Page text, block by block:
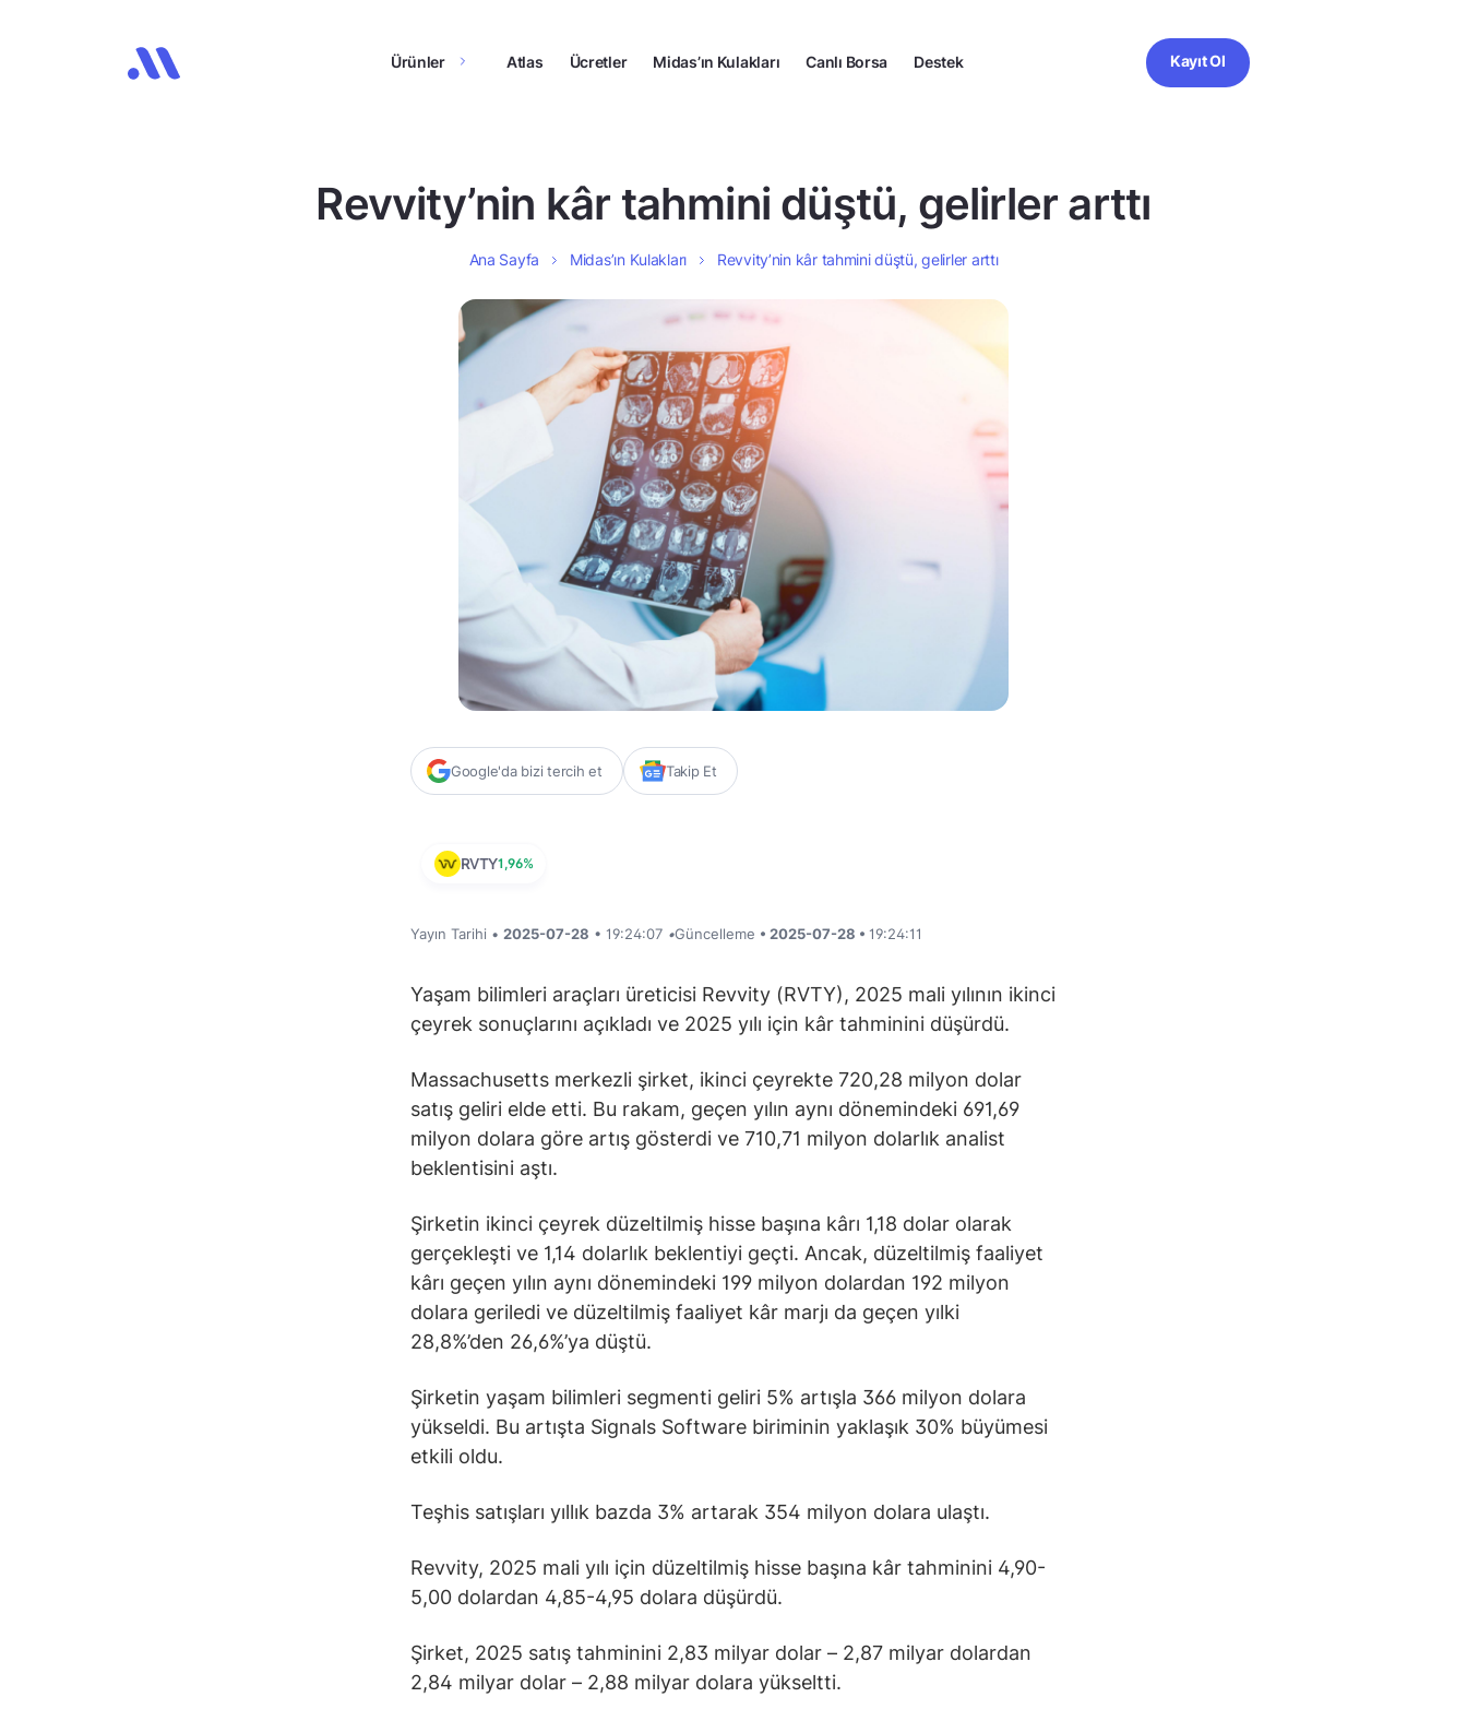
Ürünler Atlas Ücretler Midas’ın Kulakları Canlı Borsa Destek Kayıt Ol
Revvity’nin kâr tahmini düştü, gelirler arttı
Ana Sayfa Midas’ın Kulakları Revvity’nin kâr tahmini düştü, gelirler arttı
Google'da bizi tercih et Takip Et
RVTY1,96%
Yayın Tarihi • 2025-07-28 • 19:24:07 •Güncelleme • 2025-07-28 • 19:24:11
Yaşam bilimleri araçları üreticisi Revvity (RVTY), 2025 mali yılının ikinci
çeyrek sonuçlarını açıkladı ve 2025 yılı için kâr tahminini düşürdü.
Massachusetts merkezli şirket, ikinci çeyrekte 720,28 milyon dolar
satış geliri elde etti. Bu rakam, geçen yılın aynı dönemindeki 691,69
milyon dolara göre artış gösterdi ve 710,71 milyon dolarlık analist
beklentisini aştı.
Şirketin ikinci çeyrek düzeltilmiş hisse başına kârı 1,18 dolar olarak
gerçekleşti ve 1,14 dolarlık beklentiyi geçti. Ancak, düzeltilmiş faaliyet
kârı geçen yılın aynı dönemindeki 199 milyon dolardan 192 milyon
dolara geriledi ve düzeltilmiş faaliyet kâr marjı da geçen yılki
28,8%’den 26,6%’ya düştü.
Şirketin yaşam bilimleri segmenti geliri 5% artışla 366 milyon dolara
yükseldi. Bu artışta Signals Software biriminin yaklaşık 30% büyümesi
etkili oldu.
Teşhis satışları yıllık bazda 3% artarak 354 milyon dolara ulaştı.
Revvity, 2025 mali yılı için düzeltilmiş hisse başına kâr tahminini 4,90-
5,00 dolardan 4,85-4,95 dolara düşürdü.
Şirket, 2025 satış tahminini 2,83 milyar dolar – 2,87 milyar dolardan
2,84 milyar dolar – 2,88 milyar dolara yükseltti.